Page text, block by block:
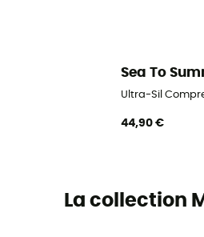
Sea To
Ultra-Sil
44,90 €
La collection